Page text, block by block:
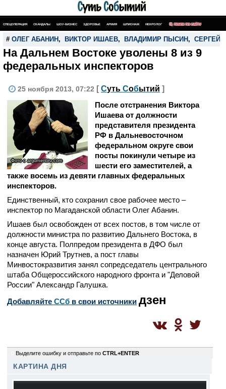
СПЕЦОПЕРАЦИЯ СКАНДАЛЫ ШОУ-БИЗНЕС ЗДОРОВЬЕ АРМИЯ ШПИОНАЖ НЕКРОЛОГ ПОИСК ПО САЙТУ
# ОЛЕГ АБАНИН , ВИКТОР ИШАЕВ, ВЛАДИМИР ПЫСИН , СЕРГЕЙ
На Дальнем Востоке уволены 8 из 9
федеральных инспекторов
25 ноября 2013, 07:22 [ Суть Событий ]
Фото с argumentiru.com
После отстранения Виктора
Ишаева от должности
представителя президента
РФ в Дальневосточном
федеральном округе свои
посты покинули четыре из
шести его заместителей, а
также восемь из девяти главных федеральных
инспекторов.
Единственный, кто сохранил свое рабочее место –
инспектор по Магаданской области Олег Абанин.
Ишаев был освобожден от всех постов, в том числе от
должности министра по развитию Дальнего Востока, в
конце августа. Полпредом президента в ДФО был
назначен Юрий Трутнев, а пост главы
Минвостокразвития занял сопредседатель центрального
штаба Общероссийского народного фронта и "Деловой
России" Александр Галушка.
Добавляйте CСб в свои источники дзен
Выделите ошибку и отправьте по CTRL+ENTER
КАРТИНА ДНЯ